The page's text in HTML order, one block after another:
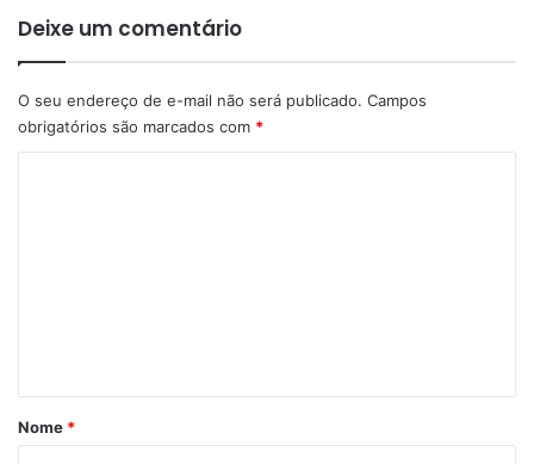
Deixe um comentário
O seu endereço de e-mail não será publicado. Campos
obrigatórios são marcados com *
rNome *